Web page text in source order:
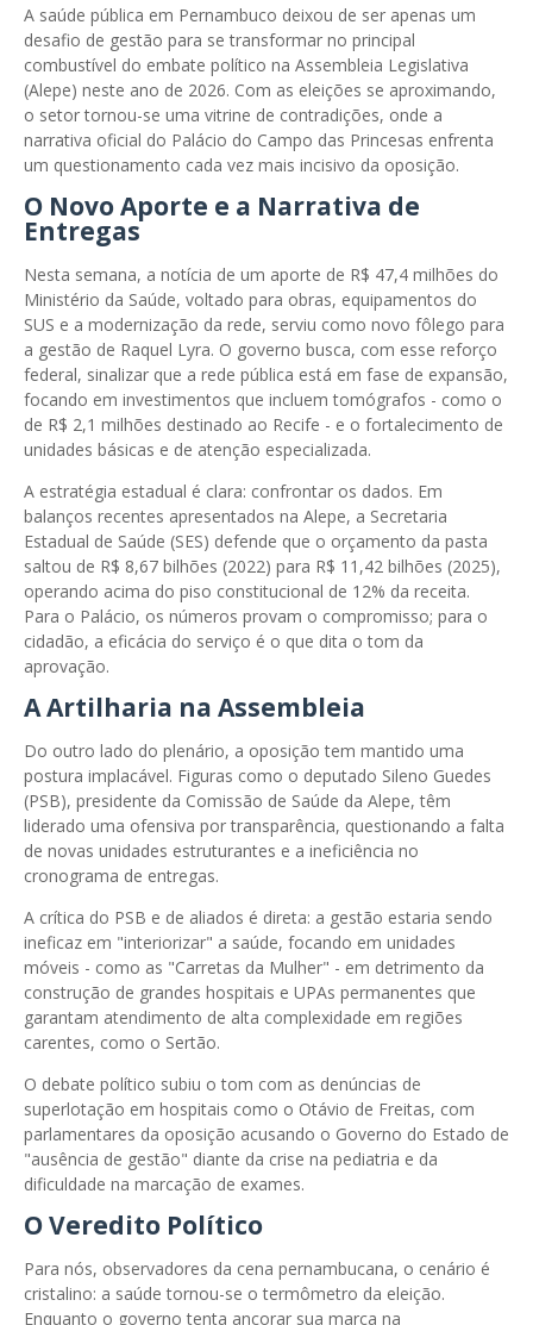
A saúde pública em Pernambuco deixou de ser apenas um
desafio de gestão para se transformar no principal
combustível do embate político na Assembleia Legislativa
(Alepe) neste ano de 2026. Com as eleições se aproximando,
o setor tornou-se uma vitrine de contradições, onde a
narrativa oficial do Palácio do Campo das Princesas enfrenta
um questionamento cada vez mais incisivo da oposição.
O Novo Aporte e a Narrativa de
Entregas
Nesta semana, a notícia de um aporte de R$ 47,4 milhões do
Ministério da Saúde, voltado para obras, equipamentos do
SUS e a modernização da rede, serviu como novo fôlego para
a gestão de Raquel Lyra. O governo busca, com esse reforço
federal, sinalizar que a rede pública está em fase de expansão,
focando em investimentos que incluem tomógrafos - como o
de R$ 2,1 milhões destinado ao Recife - e o fortalecimento de
unidades básicas e de atenção especializada.
A estratégia estadual é clara: confrontar os dados. Em
balanços recentes apresentados na Alepe, a Secretaria
Estadual de Saúde (SES) defende que o orçamento da pasta
saltou de R$ 8,67 bilhões (2022) para R$ 11,42 bilhões (2025),
operando acima do piso constitucional de 12% da receita.
Para o Palácio, os números provam o compromisso; para o
cidadão, a eficácia do serviço é o que dita o tom da
aprovação.
A Artilharia na Assembleia
Do outro lado do plenário, a oposição tem mantido uma
postura implacável. Figuras como o deputado Sileno Guedes
(PSB), presidente da Comissão de Saúde da Alepe, têm
liderado uma ofensiva por transparência, questionando a falta
de novas unidades estruturantes e a ineficiência no
cronograma de entregas.
A crítica do PSB e de aliados é direta: a gestão estaria sendo
ineficaz em "interiorizar" a saúde, focando em unidades
móveis - como as "Carretas da Mulher" - em detrimento da
construção de grandes hospitais e UPAs permanentes que
garantam atendimento de alta complexidade em regiões
carentes, como o Sertão.
O debate político subiu o tom com as denúncias de
superlotação em hospitais como o Otávio de Freitas, com
parlamentares da oposição acusando o Governo do Estado de
"ausência de gestão" diante da crise na pediatria e da
dificuldade na marcação de exames.
O Veredito Político
Para nós, observadores da cena pernambucana, o cenário é
cristalino: a saúde tornou-se o termômetro da eleição.
Enquanto o governo tenta ancorar sua marca na